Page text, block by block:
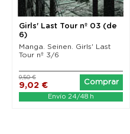
Girls' Last Tour nº 03 (de
6)
Manga. Seinen. Girls' Last
Tour nº 3/6
9,02 €
9,50 €
Comprar
Envío 24/48 h